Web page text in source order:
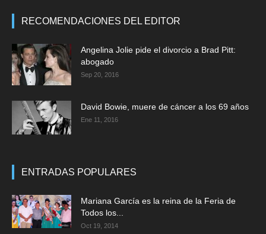
RECOMENDACIONES DEL EDITOR
Angelina Jolie pide el divorcio a Brad Pitt:
abogado
Sep 20, 2016
David Bowie, muere de cáncer a los 69 años
Ene 11, 2016
ENTRADAS POPULARES
Mariana García es la reina de la Feria de
Todos los...
Oct 19, 2014